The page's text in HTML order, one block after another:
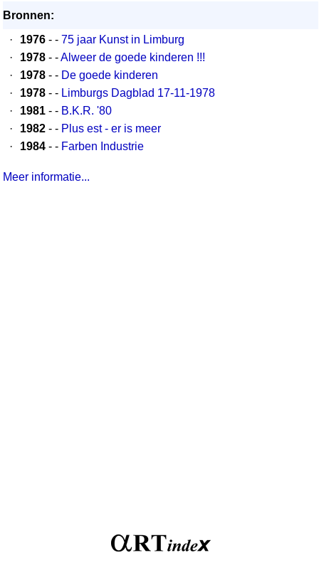
Bronnen:
·
1976 - - 75 jaar Kunst in Limburg
·
1978 - -Alweer de goede kinderen !!!
·
1978 - - De goede kinderen
·
1978 - - Limburgs Dagblad 17-11-1978
·
1981 - - B.K.R. '80
·
1982 - - Plus est - er is meer
·
1984 - - Farben Industrie
Meer informatie...